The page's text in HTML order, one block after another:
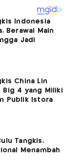
Indonesia
Berawal Main
Jadi
China Lin
Big 4 yang Miliki
Publik Istora
Tangkis,
Menambah